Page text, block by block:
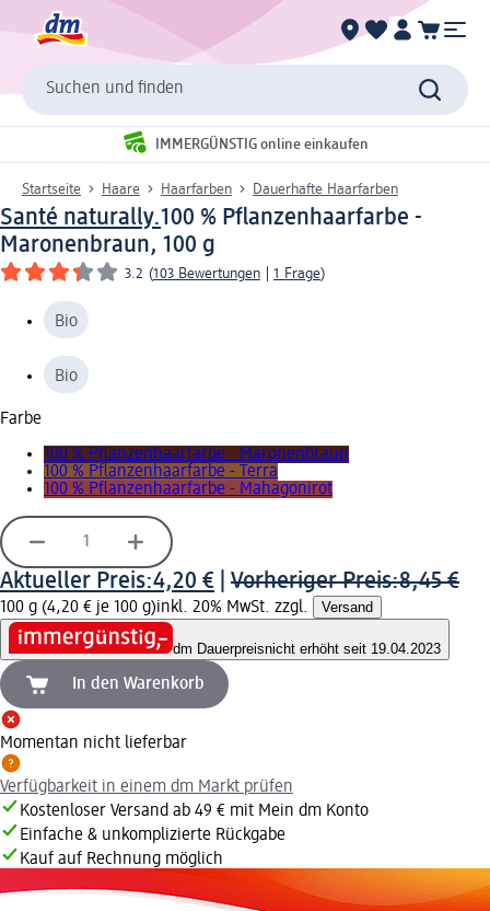
Suchen und finden
IMMERGÜNSTIG online einkaufen
Startseite Haare Haarfarben Dauerhafte Haarfarben
Santé naturally.100 % Pflanzenhaarfarbe -
Maronenbraun, 100 g
3.2 (103 Bewertungen 1 Frage)
Bio
Bio
Farbe
100 % Pflanzenhaarfarbe - Maronenbraun
100 % Pflanzenhaarfarbe - Terra
100 % Pflanzenhaarfarbe - Mahagonirot
Aktueller Preis:4,20 € Vorheriger Preis:8,45 €
100 g (4,20 € je 100 g)inkl. 20% MwSt. zzgl. Versand
dm Dauerpreisnicht erhöht seit 19.04.2023
In den Warenkorb
Momentan nicht lieferbar
Verfügbarkeit in einem dm Markt prüfen
Kostenloser Versand ab 49 € mit Mein dm Konto
Einfache & unkomplizierte Rückgabe
Kauf auf Rechnung möglich